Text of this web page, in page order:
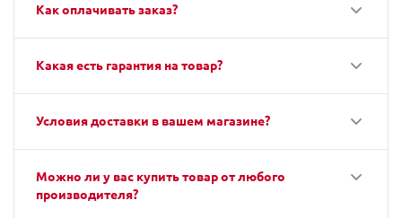
Как оплачивать заказ?
Какая есть гарантия на товар?
Условия доставки в вашем магазине?
Можно ли у вас купить товар от любого
производителя?